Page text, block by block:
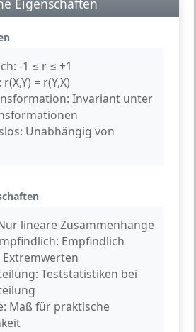
Eigenschaften
-1 ≤ r ≤ +1
r(X,Y) = r(Y,X)
Invariant unter
Unabhängig von
lineare Zusammenhänge
Empfindlich
Teststatistiken bei
Maß für praktische